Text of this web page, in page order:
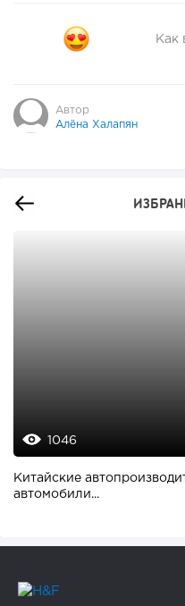
Как
Автор
Алёна Халапян
1046
Китайские
автомобили...